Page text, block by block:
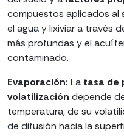
compuestos aplicados al
el agua y lixiviar a través
más profundas y el
contaminado.
Evaporación: La tasa de
volatilización depende
temperatura, de su
de difusión hacia la